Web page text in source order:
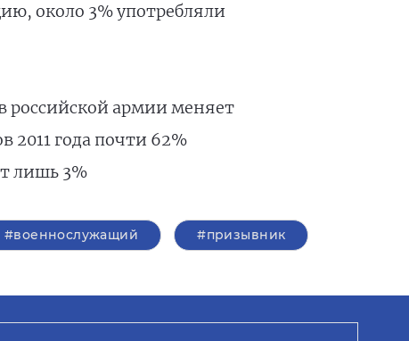
около 3% употребляли
российской армии меняет
года почти 62%
лишь 3%
#военнослужащий #призывник